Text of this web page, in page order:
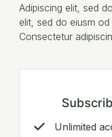
Adipiscing elit, sed
elit, sed do eiusm
Consectetur
Unlimited